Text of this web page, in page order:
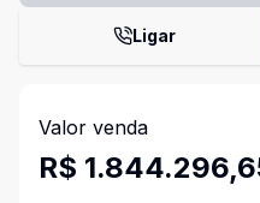
Ligar
Valor venda
R$